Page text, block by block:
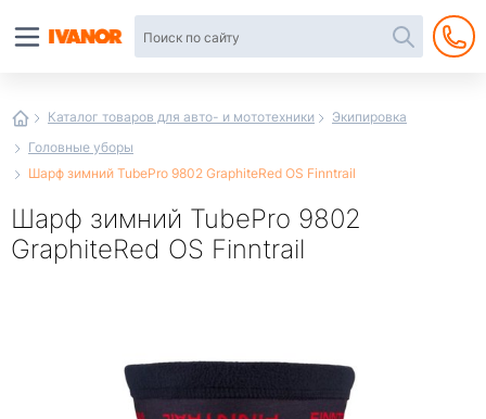
Каталог товаров для авто- и мототехники
Экипировка
Головные уборы
Шарф зимний TubePro 9802 GraphiteRed OS Finntrail
Шарф зимний TubePro 9802
GraphiteRed OS Finntrail
интернет-